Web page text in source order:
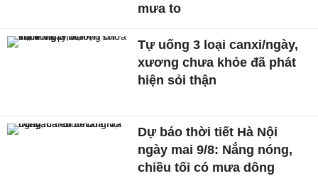
mưa to
Tự uống 3 loại canxi/ngày,
xương chưa khỏe đã phát
hiện sỏi thận
Dự báo thời tiết Hà Nội
ngày mai 9/8: Nắng nóng,
chiều tối có mưa dông